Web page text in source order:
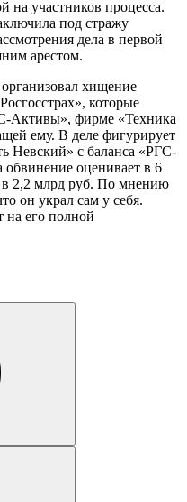
на участников процесса.
под стражу
дела в первой
арестом.
хищение
которые
Активы», фирме «Техника
ему. В деле фигурирует
Невский» с баланса «РГС-
оценивает в 6
в 2,2 млрд руб. По мнению
он украл сам у себя.
на его полной